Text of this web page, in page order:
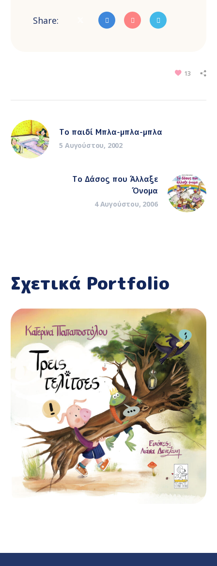
Share:
13
Το παιδί Μπλα-μπλα-μπλα
5 Αυγούστου, 2002
Το Δάσος που Άλλαξε
Όνομα
4 Αυγούστου, 2006
Σχετικά Portfolio